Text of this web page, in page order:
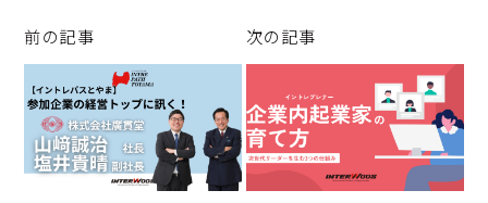
p
y
Li
n
k
e
b
o
o
e
d
I
n
前の記事 次の記事